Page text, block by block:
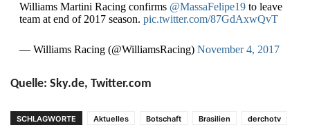
Williams Martini Racing confirms @MassaFelipe19to leave
team at end of 2017 season. pic.twitter.com/87GdAxwQvT
— Williams Racing (@WilliamsRacing) November 4, 2017
Quelle: Sky.de, Twitter.com
SCHLAGWORTE Aktuelles Botschaft Brasilien
derchotv